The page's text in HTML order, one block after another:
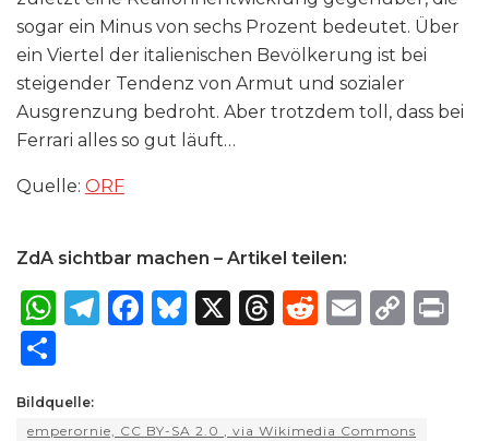
sogar ein Minus von sechs Prozent bedeutet. Über
ein Viertel der italienischen Bevölkerung ist bei
steigender Tendenz von Armut und sozialer
Ausgrenzung bedroht. Aber trotzdem toll, dass bei
Ferrari alles so gut läuft…
Quelle: ORF
ZdA sichtbar machen – Artikel teilen:
W
ts
T
F
B X
T
R
E
C
ar
Bildquelle:
emperornie, CC BY-SA 2.0 , via Wikimedia Commons